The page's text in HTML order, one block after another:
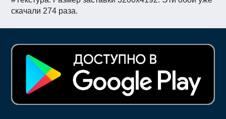
скачали 274 раза.